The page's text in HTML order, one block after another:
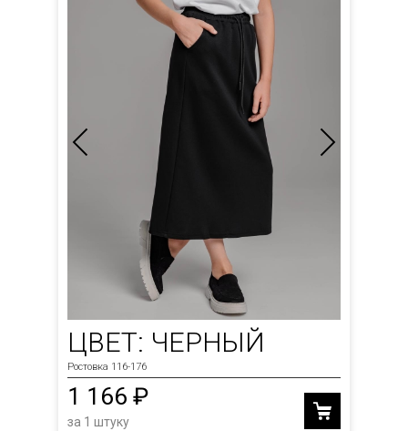
ЦВЕТ: ЧЕРНЫЙ
Ростовка 116-176
1 166 ₽
за 1 штуку